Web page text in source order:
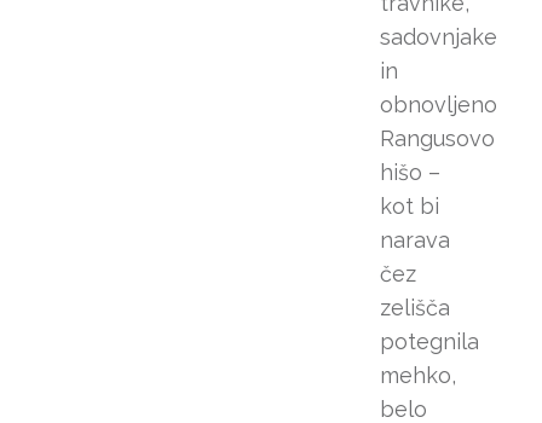
potekale do
vključno junija
2026.
sadovnjake
in
obnovljeno
Rangusovo
hišo –
kot bi
narava
čez
zelišča
potegnila
mehko,
belo